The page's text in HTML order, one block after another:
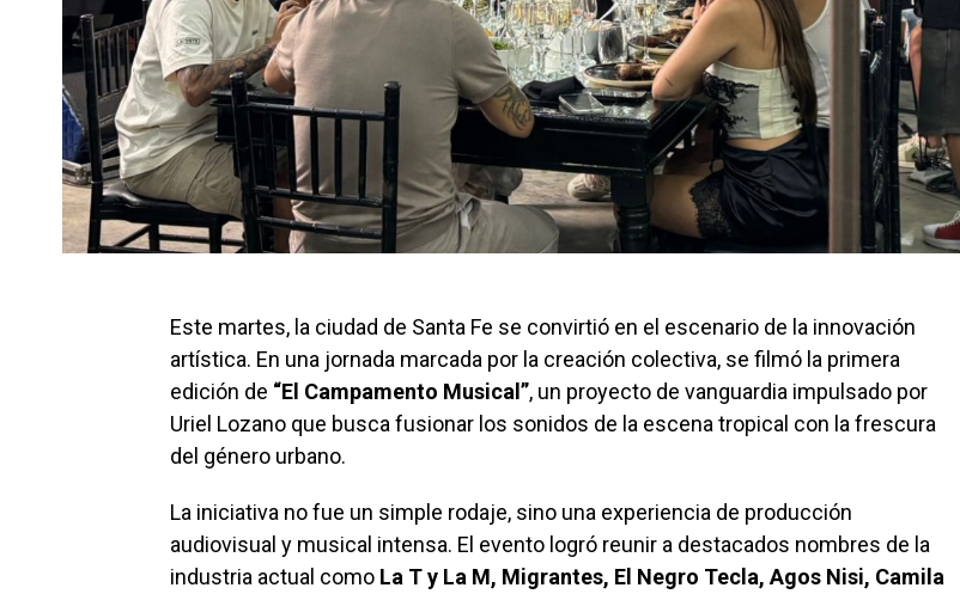
Este martes, la ciudad de Santa Fe se convirtió en el escenario de la innovación
artística. En una jornada marcada por la creación colectiva, se filmó la primera
edición de “El Campamento Musical”, un proyecto de vanguardia impulsado por
Uriel Lozano que busca fusionar los sonidos de la escena tropical con la frescura
del género urbano.
La iniciativa no fue un simple rodaje, sino una experiencia de producción
audiovisual y musical intensa. El evento logró reunir a destacados nombres de la
industria actual como La T y La M, Migrantes, El Negro Tecla, Agos Nisi, Camila